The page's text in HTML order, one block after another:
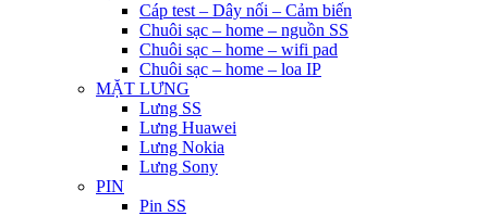
Cáp test – Dây nối – Cảm biến
Chuôi sạc – home – nguồn SS
Chuôi sạc – home – wifi pad
Chuôi sạc – home – loa IP
MẶT LƯNG
Lưng SS
Lưng Huawei
Lưng Nokia
Lưng Sony
PIN
Pin SS